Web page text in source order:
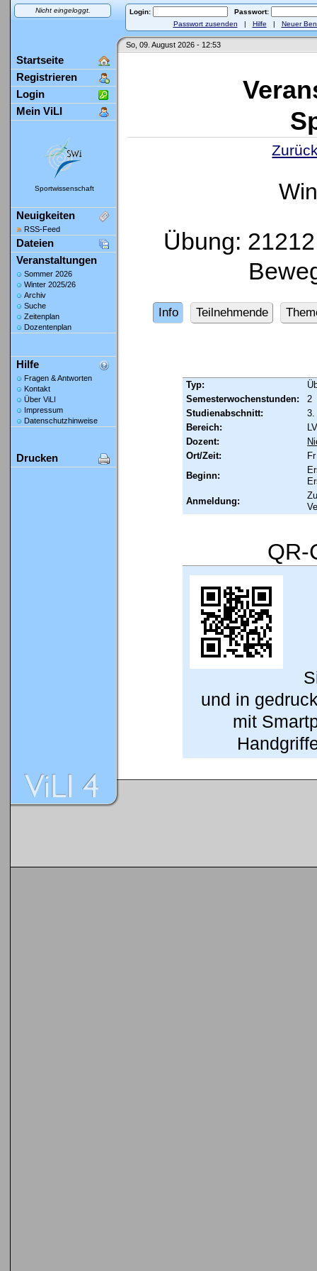
Nicht eingeloggt. Login:
Passwort:
Passwort zusenden | Hilfe | Neuer
So, 09. August 2026 - 12:53
Startseite
Registrieren
Login
Mein ViLI
Sportwissenschaft
Neuigkeiten
RSS-Feed
Dateien
Veranstaltungen
Sommer 2026
Winter 2025/26
Archiv
Suche
Zeitenplan
Dozentenplan
Hilfe
Fragen & Antworten
Kontakt
Über ViLI
Impressum
Datenschutzhinweise
Drucken
Übung:
Info Teilnehmende
Typ:
Semesterwochenstunden:
2
Studienabschnitt:
3.
Bereich:
Dozent:
Ort/Zeit:
Beginn:
Anmeldung:
QR-
und in
mit